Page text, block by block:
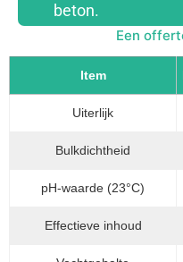
beton.
Een
Item
Uiterlijk
Bulkdichtheid
pH-waarde (23°C)
Effectieve inhoud